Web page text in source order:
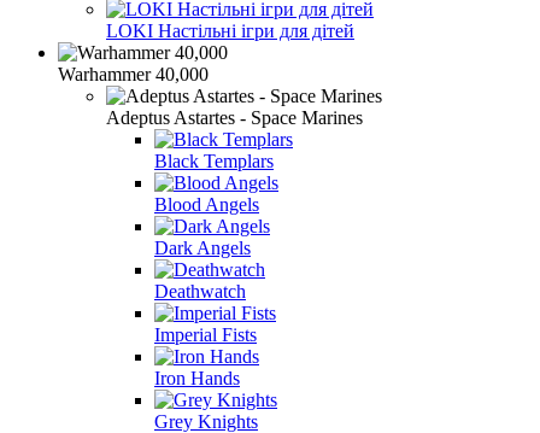
LOKI Настільні ігри для дітей
Warhammer 40,000
Adeptus Astartes - Space Marines
Black Templars
Blood Angels
Dark Angels
Deathwatch
Imperial Fists
Iron Hands
Grey Knights